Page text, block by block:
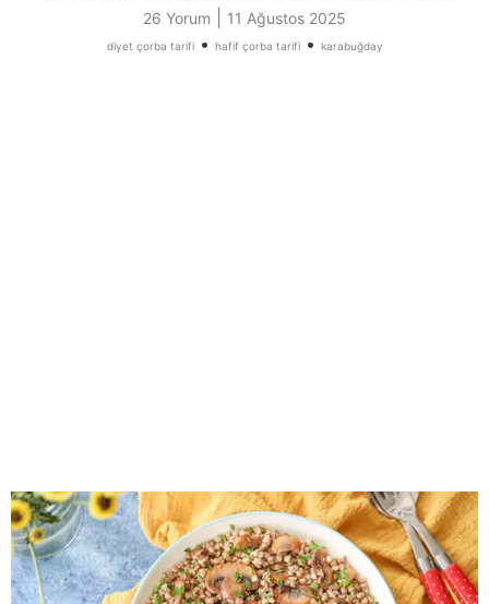
26 Yorum 11 Ağustos 2025
diyet çorba tarifi• hafif çorba tarifi• karabuğday